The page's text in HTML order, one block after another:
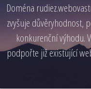
Doména
zvyšuje důvěryhodnost,
konkurenční výhodu.
podpořte již existující